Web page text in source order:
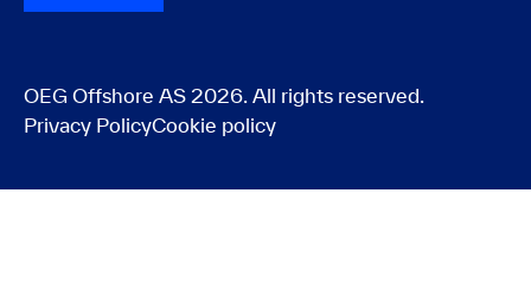
OEG Offshore AS 2026. All rights reserved.
Privacy PolicyCookie policy